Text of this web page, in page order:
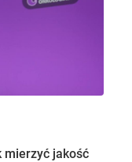
mierzyć jakość